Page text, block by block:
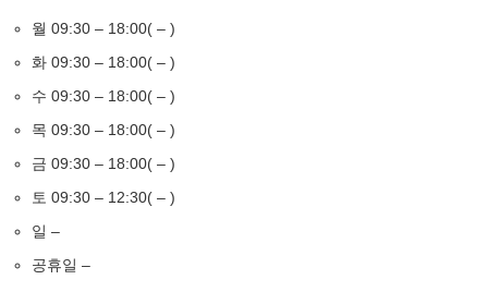
월 09:30 – 18:00( – )
화 09:30 – 18:00( – )
수 09:30 – 18:00( – )
목 09:30 – 18:00( – )
금 09:30 – 18:00( – )
토 09:30 – 12:30( – )
일 –
공휴일 –